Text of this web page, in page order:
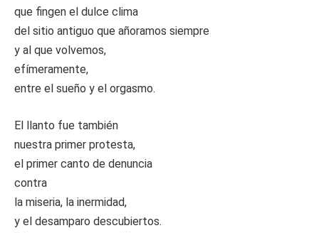
que fingen el dulce clima
del sitio antiguo que añoramos siempre
y al que volvemos,
efímeramente,
entre el sueño y el orgasmo.
El llanto fue también
nuestra primer protesta,
el primer canto de denuncia
contra
la miseria, la inermidad,
y el desamparo descubiertos.